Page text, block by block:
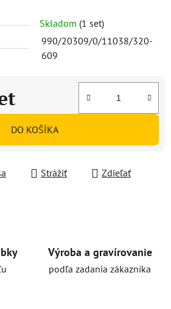
Skladom (1 set)
990/20309/0/11038/320-
609
DO KOŠÍKA
Strážiť Zdieľať
Výroba a gravírovanie
podľa zadania zákazníka